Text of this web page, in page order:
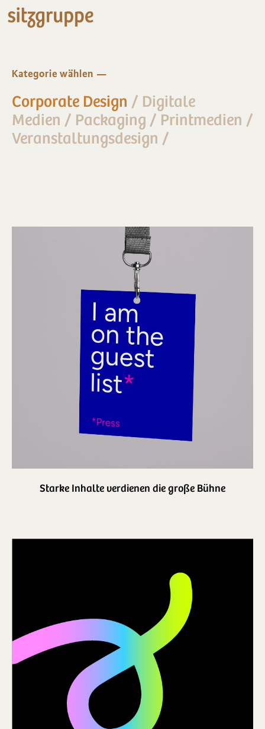
Kategorie wählen
Corporate Design / Digitale
Medien / Packaging / Printmedien /
Veranstaltungsdesign /
Starke Inhalte verdienen die große Bühne